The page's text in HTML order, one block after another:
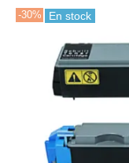
-30% En stock